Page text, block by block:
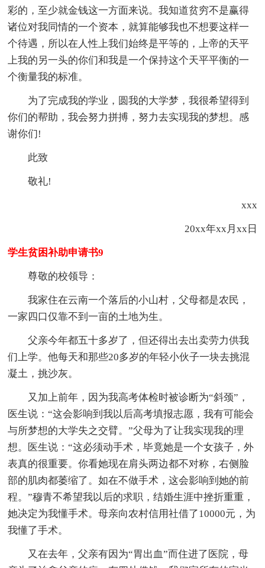
彩的，至少就金钱这一方面来说。我知道贫穷不是赢得
诸位对我同情的一个资本，就算能够我也不想要这样一
个待遇，所以在人性上我们始终是平等的，上帝的天平
上我的另一头的你们和我是一个保持这个天平平衡的一
个衡量我的标准。
为了完成我的学业，圆我的大学梦，我很希望得到
你们的帮助，我会努力拼搏，努力去实现我的梦想。感
谢你们!
此致
敬礼!
xxx
20xx年xx月xx日
学生贫困补助申请书9
尊敬的校领导：
我家住在云南一个落后的小山村，父母都是农民，
一家四口仅靠不到一亩的土地为生。
父亲今年都五十多岁了，但还得出去出卖劳力供我
们上学。他每天和那些20多岁的年轻小伙子一块去挑混
凝土，挑沙灰。
又加上前年，因为我高考体检时被诊断为“斜颈”，
医生说：“这会影响到我以后高考填报志愿，我有可能会
与所梦想的大学失之交臂。”父母为了让我实现我的理
想。医生说：“这必须动手术，毕竟她是一个女孩子，外
表真的很重要。你看她现在肩头两边都不对称，右侧脸
部的肌肉都萎缩了。如在不做手术，这会影响到她的前
程。”穆青不希望我以后的求职，结婚生涯中挫折重重，
她决定为我懂手术。母亲向农村信用社借了10000元，为
我懂了手术。
又在去年，父亲有因为“胃出血”而住进了医院，母